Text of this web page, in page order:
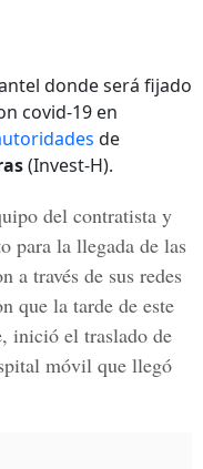
donde será fijado
covid-19 en
de
(Invest-H).
del contratista y
para la llegada de las
a través de sus redes
que la tarde de este
inició el traslado de
móvil que llegó